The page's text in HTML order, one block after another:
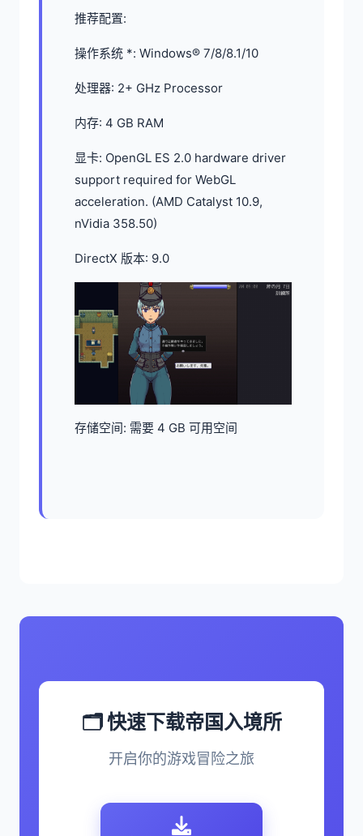
推荐配置:
操作系统 *: Windows® 7/8/8.1/10
处理器: 2+ GHz Processor
内存: 4 GB RAM
显卡: OpenGL ES 2.0 hardware driver
support required for WebGL
acceleration. (AMD Catalyst 10.9,
nVidia 358.50)
DirectX 版本: 9.0
存储空间: 需要 4 GB 可用空间
🗂️ 快速下载帝国入境所
开启你的游戏冒险之旅